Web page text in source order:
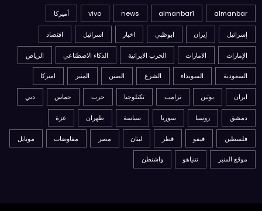
almanbar
almanbar1
news
vivo أميركا
إسرائيل إيران ابوظبي اخبار اسرائيل اقتصاد
الإمارات الامارات الحرب الايرانية الذكاء الاصطناعي الرياض
السعودية السويداء الشرع الصين المنبر اميركا
ايران بوتين ترامب تكنلوجيا حرب حماس دبي
دمشق روسيا سوريا سياسة طهران غزة
فلسطين فيفو قطر لبنان مصر مفاوضات موبايل
موقع المنبر نتنياهو واشنطن